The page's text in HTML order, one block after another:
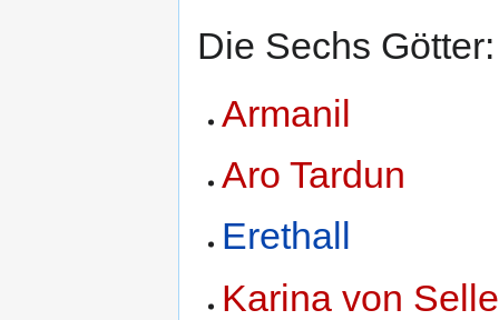
Die Sechs Götter:
Armanil
Aro Tardun
Erethall
Karina von